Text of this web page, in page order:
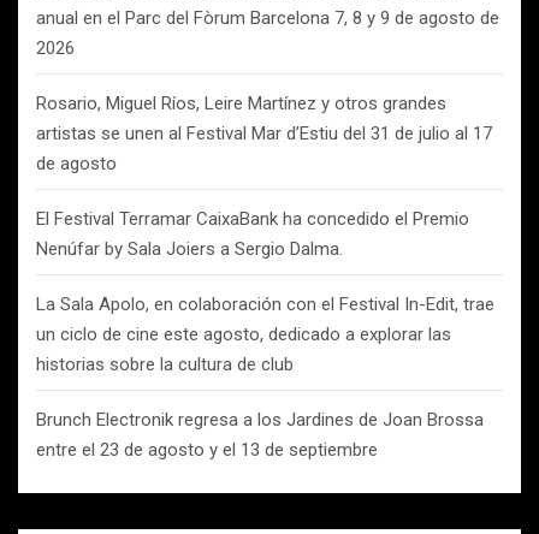
anual en el Parc del Fòrum Barcelona 7, 8 y 9 de agosto de
2026
Rosario, Miguel Ríos, Leire Martínez y otros grandes
artistas se unen al Festival Mar d’Estiu del 31 de julio al 17
de agosto
El Festival Terramar CaixaBank ha concedido el Premio
Nenúfar by Sala Joiers a Sergio Dalma.
La Sala Apolo, en colaboración con el Festival In-Edit, trae
un ciclo de cine este agosto, dedicado a explorar las
historias sobre la cultura de club
Brunch Electronik regresa a los Jardines de Joan Brossa
entre el 23 de agosto y el 13 de septiembre